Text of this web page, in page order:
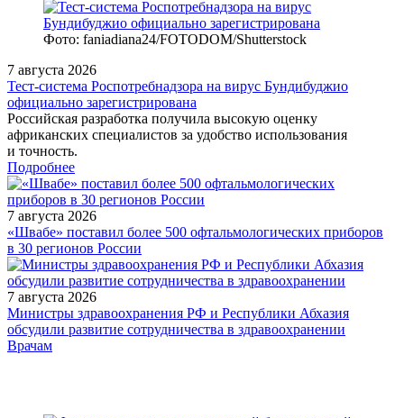
Фото: faniadiana24/FOTODOM/Shutterstock
7 августа 2026
Тест‑система Роспотребнадзора на вирус Бундибуджио
официально зарегистрирована
Российская разработка получила высокую оценку
африканских специалистов за удобство использования
и точность.
Подробнее
7 августа 2026
«Швабе» поставил более 500 офтальмологических приборов
в 30 регионов России
7 августа 2026
Министры здравоохранения РФ и Республики Абхазия
обсудили развитие сотрудничества в здравоохранении
/doctor/cardiology/antigipertenzivnaya-terapiya-v-profilaktike-
Врачам